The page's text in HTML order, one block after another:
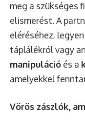
meg a szükséges
elismerést. A
eléréséhez,
táplálékról vagy
manipuláció és a
amelyekkel
Vörös zászlók,